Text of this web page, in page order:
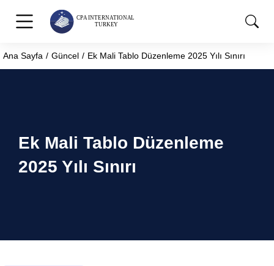
You are here:
Ana Sayfa Güncel Ek Mali Tablo Düzenleme 2025 Yılı Sınırı
Ek Mali Tablo Düzenleme
2025 Yılı Sınırı